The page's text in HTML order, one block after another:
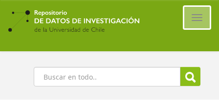
Ir
contenido
principal
Buscar